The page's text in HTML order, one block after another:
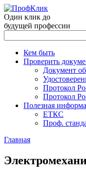
Один клик до
будущей профессии
Кем быть
Проверить
Документ
Протокол
Протокол
Полезная
ЕТКС
Проф.
Главная